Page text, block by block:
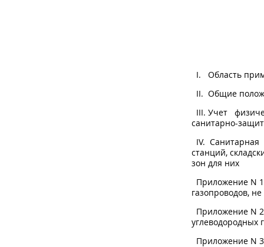
I.
II.
III. Учет
IV. Санитарная
станций,
зон для
Приложение N
газопроводов,
Приложение N
Приложение N